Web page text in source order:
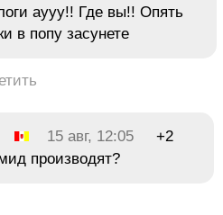
аууу!! Где вы!! Опять
в попу засунете
15 авг, 12:05
+2
производят?